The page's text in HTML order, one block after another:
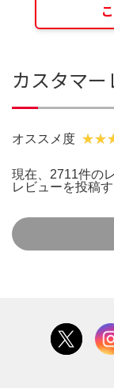
カスタマー
オススメ度
現在、2711件の
レビューを投稿